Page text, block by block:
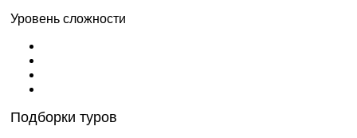
Уровень сложности
Подборки туров